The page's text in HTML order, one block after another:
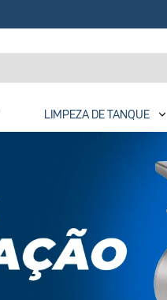
LIMPEZA DE TANQUE